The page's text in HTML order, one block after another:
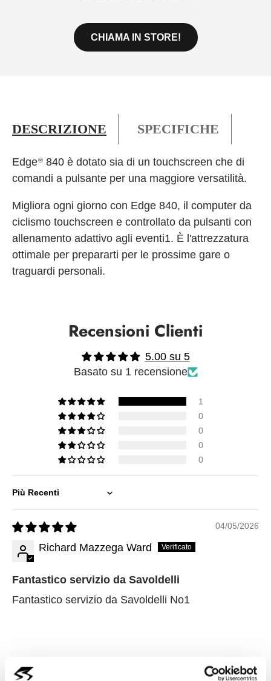
CHIAMA IN STORE!
DESCRIZIONE SPECIFICHE
Edge® 840 è dotato sia di un touchscreen che di
comandi a pulsante per una maggiore versatilità.
Migliora ogni giorno con Edge 840, il computer da
ciclismo touchscreen e controllato da pulsanti con
allenamento adattivo agli eventi1. È l'attrezzatura
ottimale per prepararti per le prossime gare o
traguardi personali.
Recensioni Clienti
5.00 su 5
Basato su 1 recensione
1
0
0
0
0
Sort by
04/05/2026
Richard Mazzega Ward
Fantastico servizio da Savoldelli
Fantastico servizio da Savoldelli No1